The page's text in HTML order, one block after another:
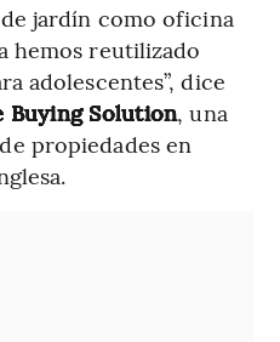
jardín como oficina
hemos reutilizado
adolescentes”, dice
Buying Solution, una
propiedades en